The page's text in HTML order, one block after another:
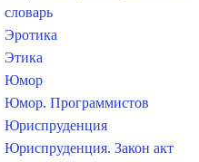
словарь
Эротика
Этика
Юмор
Юмор. Программистов
Юриспруденция
Юриспруденция. Закон акт